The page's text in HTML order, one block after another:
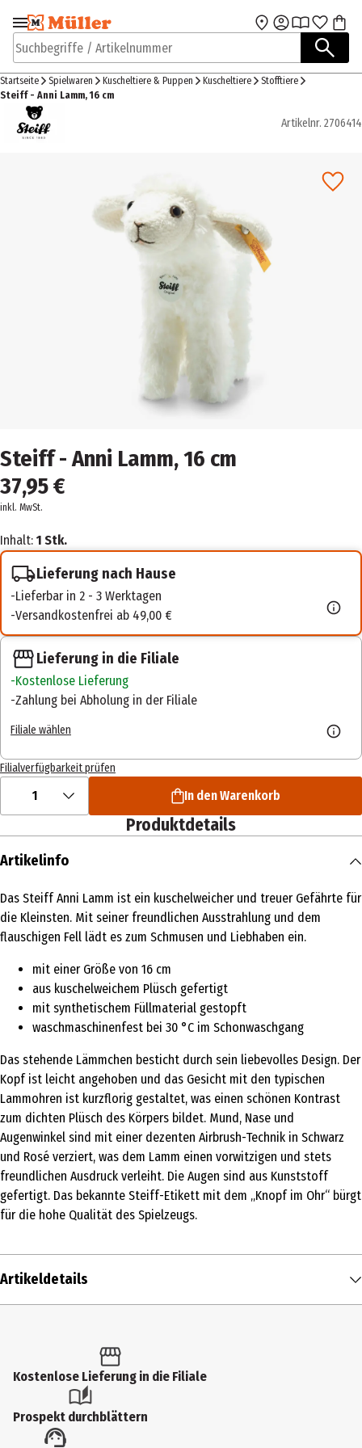
Zur Navigation
springen
Zum Hauptinhalt
Suchbegriffe / Artikelnummer
Startseite Spielwaren Kuscheltiere & Puppen Kuscheltiere
Stofftiere
Steiff - Anni Lamm, 16 cm
Artikelnr. 2706414
Steiff - Anni Lamm, 16 cm
37,95 €
inkl. MwSt.
Inhalt: 1 Stk.
Lieferung nach Hause
Lieferbar in 2 - 3 Werktagen
Versandkostenfrei ab 49,00 €
Lieferung in die Filiale
Kostenlose Lieferung
Zahlung bei Abholung in der Filiale
Filiale wählen
Filialverfügbarkeit prüfen
1 In den Warenkorb
Produktdetails
Artikelinfo
Das Steiff Anni Lamm ist ein kuschelweicher und treuer Gefährte für
die Kleinsten. Mit seiner freundlichen Ausstrahlung und dem
flauschigen Fell lädt es zum Schmusen und Liebhaben ein.
mit einer Größe von 16 cm
aus kuschelweichem Plüsch gefertigt
mit synthetischem Füllmaterial gestopft
waschmaschinenfest bei 30 °C im Schonwaschgang
Das stehende Lämmchen besticht durch sein liebevolles Design. Der
Kopf ist leicht angehoben und das Gesicht mit den typischen
Lammohren ist kurzflorig gestaltet, was einen schönen Kontrast
zum dichten Plüsch des Körpers bildet. Mund, Nase und
Augenwinkel sind mit einer dezenten Airbrush-Technik in Schwarz
und Rosé verziert, was dem Lamm einen vorwitzigen und stets
freundlichen Ausdruck verleiht. Die Augen sind aus Kunststoff
gefertigt. Das bekannte Steiff-Etikett mit dem „Knopf im Ohr“ bürgt
für die hohe Qualität des Spielzeugs.
Artikeldetails
Produkttyp
Kuschelartikel
Altersempfehlung ab
Kostenlose Lieferung in die Filiale
Prospekt durchblättern